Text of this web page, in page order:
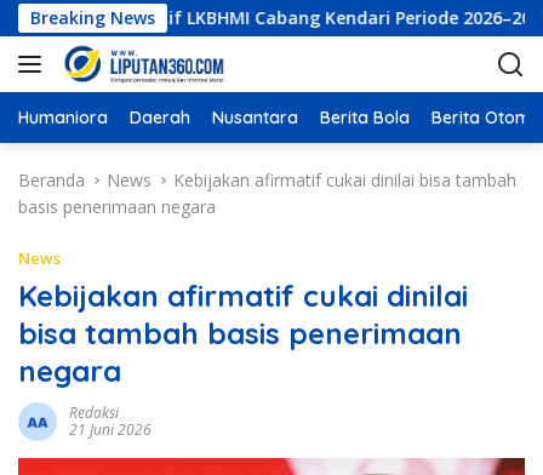
a
g
u
Breaking News
Eksekutif LKBHMI Cabang Kendari Periode 2026–2027
Humaniora Daerah Nusantara Berita Bola Berita
Beranda News
Kebijakan afirmatif cukai dinilai bisa tambah
basis penerimaan negara
News
Kebijakan afirmatif cukai dinilai
bisa tambah basis penerimaan
negara
Redaksi
21 Juni 2026